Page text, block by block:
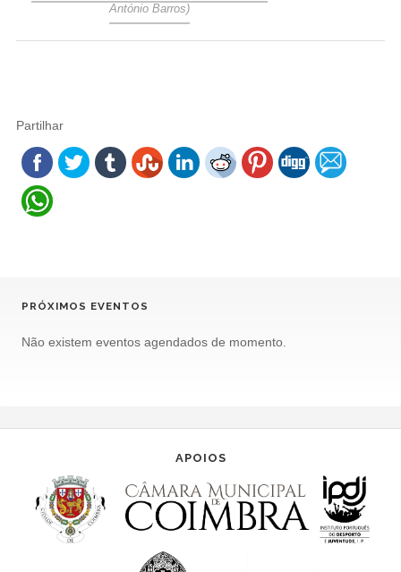
António Barros)
Partilhar
PRÓXIMOS EVENTOS
Não existem eventos agendados de momento.
APOIOS